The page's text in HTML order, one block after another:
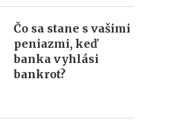
Čo sa stane s vašimi
peniazmi, keď
banka vyhlási
bankrot?